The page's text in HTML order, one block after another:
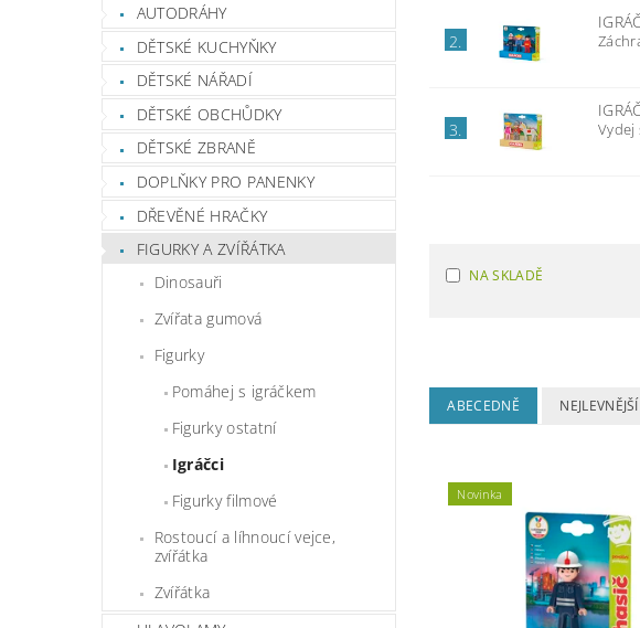
AUTODRÁHY
DĚTSKÉ KUCHYŇKY
DĚTSKÉ NÁŘADÍ
DĚTSKÉ OBCHŮDKY
DĚTSKÉ ZBRANĚ
DOPLŇKY PRO PANENKY
DŘEVĚNÉ HRAČKY
FIGURKY A ZVÍŘÁTKA
Dinosauři
Zvířata gumová
Figurky
Pomáhej s igráčkem
Figurky ostatní
Igráčci
Figurky filmové
Rostoucí a líhnoucí vejce,
zvířátka
Zvířátka
2.
3. Vydej
NA SKLADĚ
ABECEDNĚ NEJLEVNĚJŠÍ
Novinka